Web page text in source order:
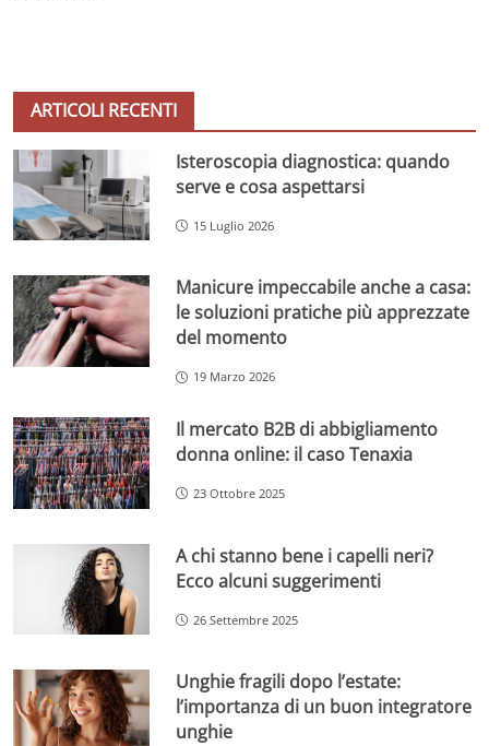
ARTICOLI RECENTI
Isteroscopia diagnostica: quando
serve e cosa aspettarsi
15 Luglio 2026
Manicure impeccabile anche a casa:
le soluzioni pratiche più apprezzate
del momento
19 Marzo 2026
Il mercato B2B di abbigliamento
donna online: il caso Tenaxia
23 Ottobre 2025
A chi stanno bene i capelli neri?
Ecco alcuni suggerimenti
26 Settembre 2025
Unghie fragili dopo l’estate:
l’importanza di un buon integratore
unghie